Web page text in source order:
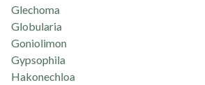
Glechoma
Globularia
Goniolimon
Gypsophila
Hakonechloa